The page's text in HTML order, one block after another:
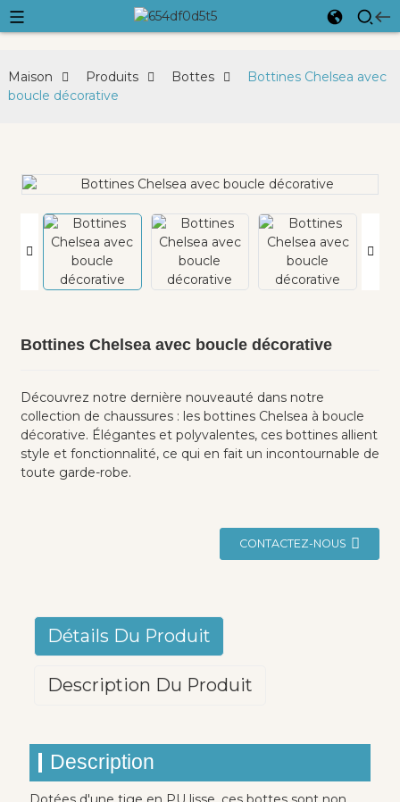
Maison Produits Bottes
Bottines Chelsea avec
boucle décorative
Bottines Chelsea avec boucle décorative
Découvrez notre dernière nouveauté dans notre
collection de chaussures : les bottines Chelsea à boucle
décorative. Élégantes et polyvalentes, ces bottines allient
style et fonctionnalité, ce qui en fait un incontournable de
toute garde-robe.
CONTACTEZ-NOUS
Détails Du Produit
Description Du Produit
Description